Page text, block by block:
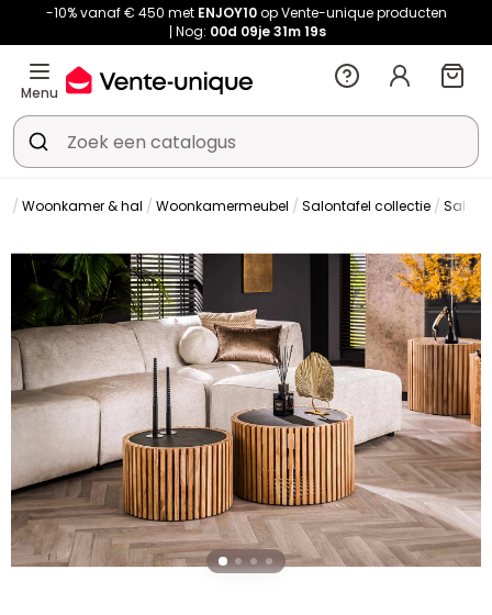
-10% vanaf € 450 met ENJOY10op Vente-unique producten
Nog: 00d 09je31m18s
Menu
Woonkamer & hal Woonkamermeubel Salontafel collectie